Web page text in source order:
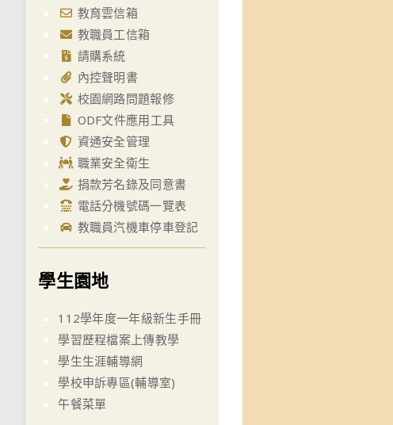
教育雲信箱
教職員工信箱
請購系統
內控聲明書
校園網路問題報修
ODF文件應用工具
資通安全管理
職業安全衛生
捐款芳名錄及同意書
電話分機號碼一覽表
教職員汽機車停車登記
學生園地
112學年度一年級新生手冊
學習歷程檔案上傳教學
學生生涯輔導網
學校申訴專區(輔導室)
午餐菜單